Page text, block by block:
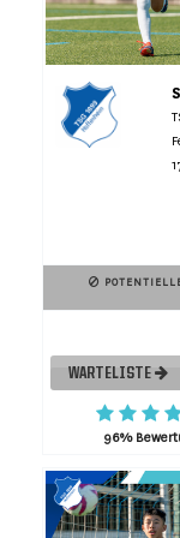
WARTELISTE
96%